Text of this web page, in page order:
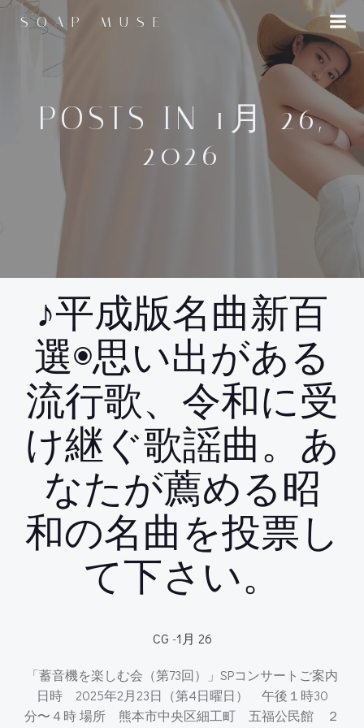
へ
ス
キ
ッ
SOAP MUSE
POSTS IN 1月 26,
2026
♪平成版名曲新百
選◉思い出がある
流行歌、令和に受
け継ぐ歌謡曲。あ
なたが薦める昭
和の名曲を投票し
て下さい。
CG -1月 26
「蓄音機を楽しむ会（第73回）」SPコンサートご案内
日時 2025年2月23日（第4日曜日） 午後１時30
分〜４時 場所 熊本市中央区細工町 五福公民館 ２